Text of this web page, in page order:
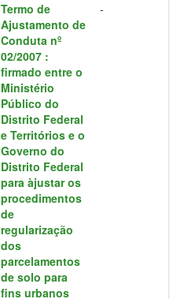
Termo de
Ajustamento de
Conduta nº
02/2007 :
firmado entre o
Ministério
Público do
Distrito Federal
e Territórios e o
Governo do
Distrito Federal
para àjustar os
procedimentos
de
regularização
dos
parcelamentos
de solo para
fins urbanos
-